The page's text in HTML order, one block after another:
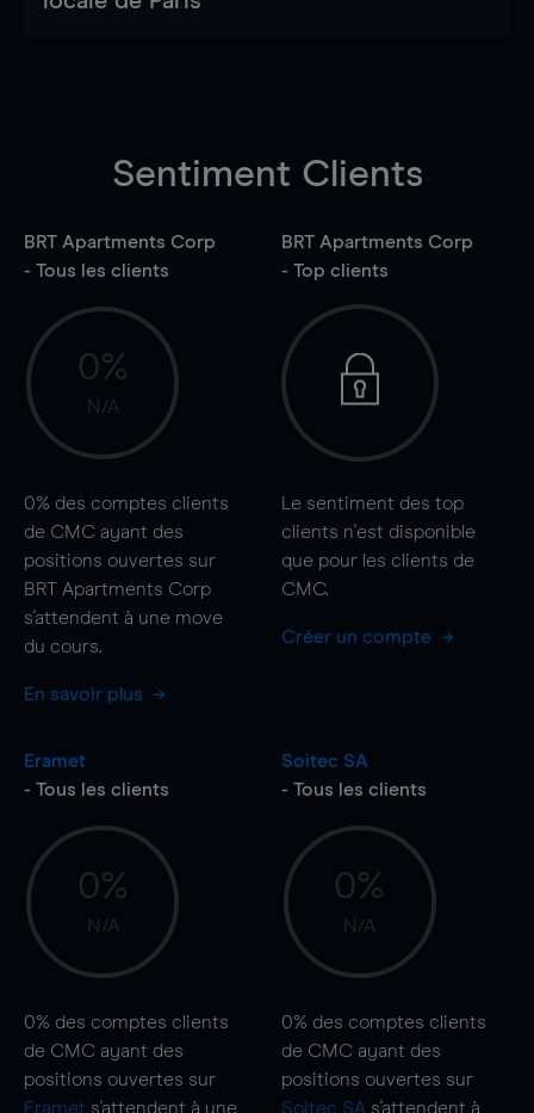
Sentiment Clients
BRT Apartments Corp
- Tous les clients
0%
N/A
0% des comptes clients
de CMC ayant des
positions ouvertes sur
BRT Apartments Corp
s'attendent à une move
du cours.
En savoir plus
BRT Apartments Corp
- Top clients
Le sentiment des top
clients n'est disponible
que pour les clients de
CMC.
Créer un compte
Eramet
- Tous les clients
0%
N/A
0% des comptes clients
de CMC ayant des
positions ouvertes sur
Eramet s'attendent à une
Soitec SA
- Tous les clients
0%
N/A
0% des comptes clients
de CMC ayant des
positions ouvertes sur
Soitec SA s'attendent à